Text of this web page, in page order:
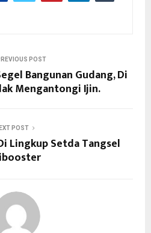
POST
Bangunan Gudang, Di
Mengantongi Ijin.
POST
Lingkup Setda Tangsel